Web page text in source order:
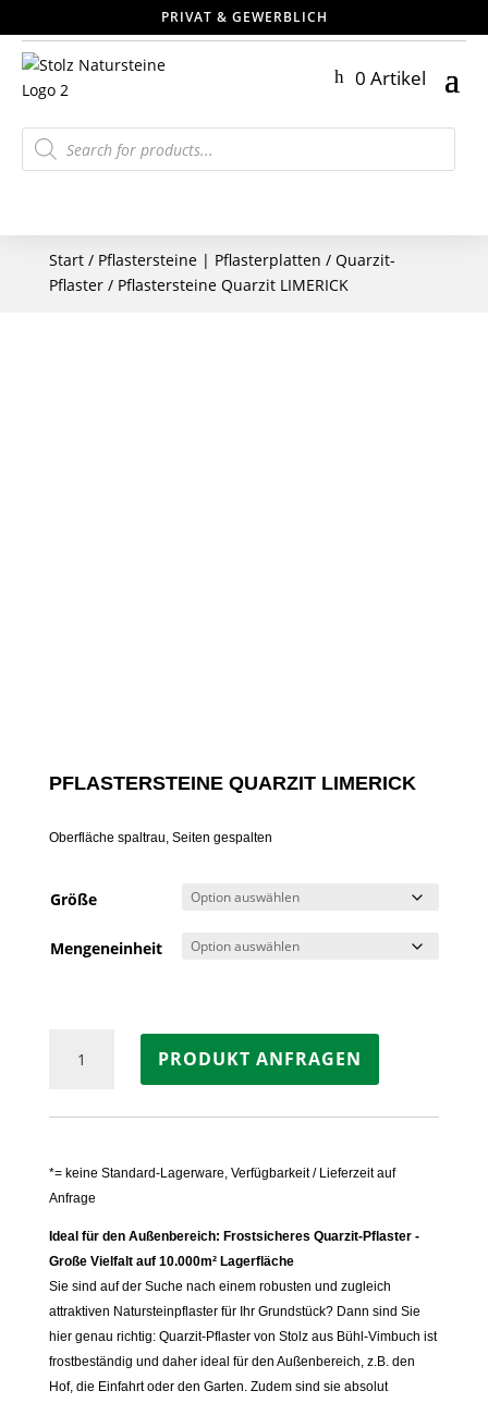
PRIVAT & GEWERBLICH
0 Artikel
Products
search
Start/ Pflastersteine | Pflasterplatten / Quarzit-
Pflaster/ Pflastersteine Quarzit LIMERICK
PFLASTERSTEINE QUARZIT LIMERICK
Oberfläche spaltrau, Seiten gespalten
Größe
Mengeneinheit
Pflastersteine
Quarzit
Menge
PRODUKT ANFRAGEN
*= keine Standard-Lagerware, Verfügbarkeit / Lieferzeit auf
Anfrage
Ideal für den Außenbereich: Frostsicheres Quarzit-Pflaster -
Große Vielfalt auf 10.000m² Lagerfläche
Sie sind auf der Suche nach einem robusten und zugleich
attraktiven Natursteinpflaster für Ihr Grundstück? Dann sind Sie
hier genau richtig: Quarzit-Pflaster von Stolz aus Bühl-Vimbuch ist
frostbeständig und daher ideal für den Außenbereich, z.B. den
Hof, die Einfahrt oder den Garten. Zudem sind sie absolut